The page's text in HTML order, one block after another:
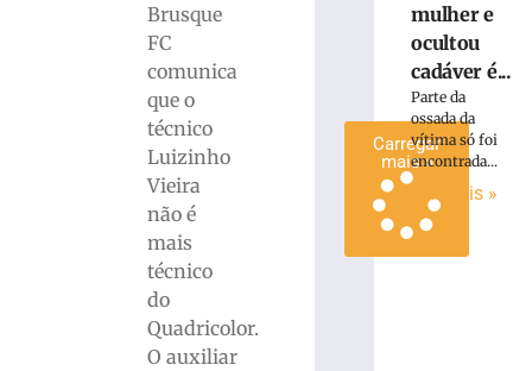
Brusque
FC
comunica
que o
técnico
Luizinho
Vieira
não é
mais
técnico
do
Quadricolor.
O auxiliar
Carregar
mais »
mulher e
ocultou
cadáver é...
Parte da
ossada da
vítima só foi
encontrada...
Ler mais »